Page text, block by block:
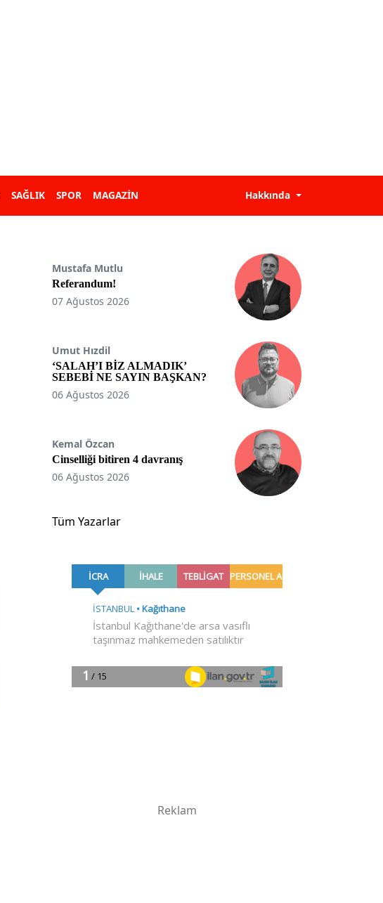
SAĞLIK SPOR MAGAZİN Hakkında
Mustafa Mutlu
Referandum!
07 Ağustos 2026
Umut Hızdil
‘SALAH’I BİZ ALMADIK’
SEBEBİ NE SAYIN BAŞKAN?
06 Ağustos 2026
Kemal Özcan
Cinselliği bitiren 4 davranış
06 Ağustos 2026
Tüm Yazarlar